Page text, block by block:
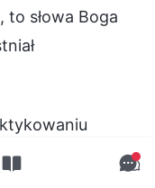
słowa Boga